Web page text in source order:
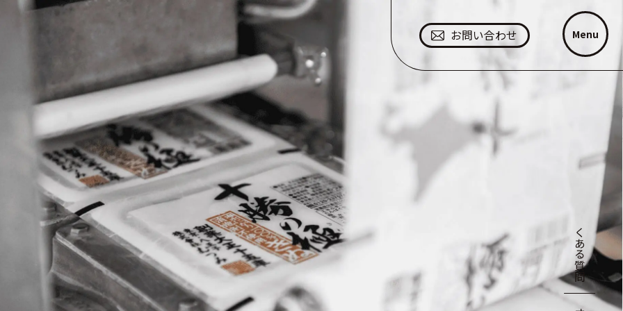
お問い合わせ Menu
よくある質問